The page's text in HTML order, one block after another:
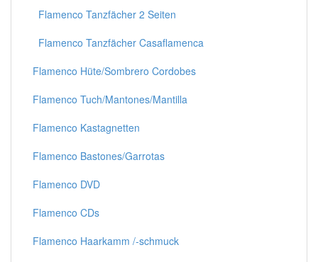
Flamenco Tanzfächer 2 Seiten
Flamenco Tanzfächer Casaflamenca
Flamenco Hüte/Sombrero Cordobes
Flamenco Tuch/Mantones/Mantilla
Flamenco Kastagnetten
Flamenco Bastones/Garrotas
Flamenco DVD
Flamenco CDs
Flamenco Haarkamm /-schmuck